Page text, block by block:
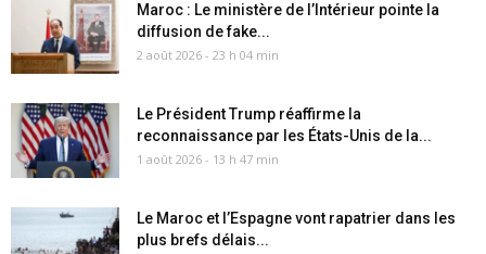
Maroc : Le ministère de l’Intérieur pointe la
diffusion de fake...
2 août 2026 - 23 h 04 min
Le Président Trump réaffirme la
reconnaissance par les États-Unis de la...
1 août 2026 - 13 h 47 min
Le Maroc et l’Espagne vont rapatrier dans les
plus brefs délais...